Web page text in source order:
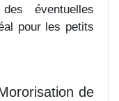
éventuelles
pour les petits
de